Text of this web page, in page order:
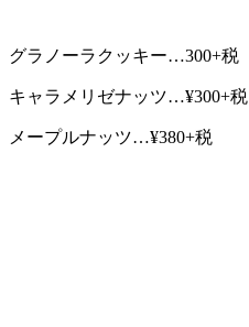
グラノーラクッキー…300+税
キャラメリゼナッツ…¥300+税
メープルナッツ…¥380+税